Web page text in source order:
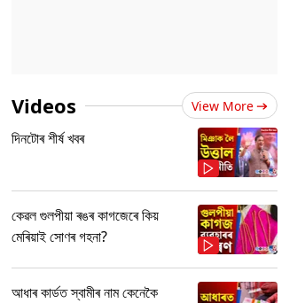
Videos View More
দিনটোৰ শীৰ্ষ খবৰ
কেৱল গুলপীয়া ৰঙৰ কাগজেৰে কিয়
মেৰিয়াই সোণৰ গহনা?
আধাৰ কাৰ্ডত স্বামীৰ নাম কেনেকৈ